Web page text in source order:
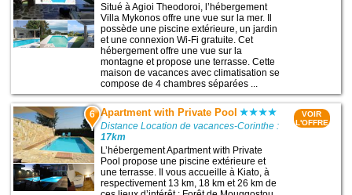
Situé à Agioi Theodoroi, l’hébergement
Villa Mykonos offre une vue sur la mer. Il
possède une piscine extérieure, un jardin
et une connexion Wi-Fi gratuite. Cet
hébergement offre une vue sur la
montagne et propose une terrasse. Cette
maison de vacances avec climatisation se
compose de 4 chambres séparées ...
6 Apartment with Private Pool
Distance Location de vacances-Corinthe :
17km
L’hébergement Apartment with Private
Pool propose une piscine extérieure et
une terrasse. Il vous accueille à Kiato, à
respectivement 13 km, 18 km et 26 km de
VOIR
L'OFFRE